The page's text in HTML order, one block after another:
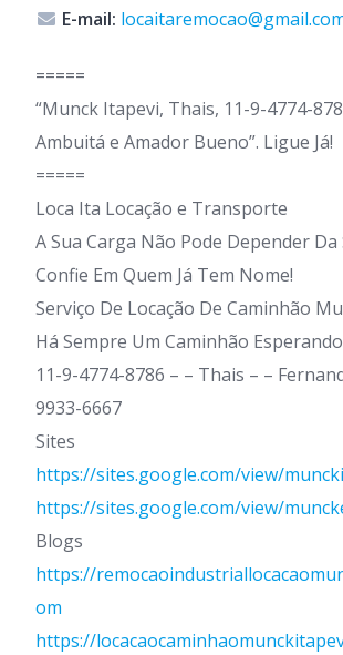
E-mail:
=====
“Munck Itapevi, Thais, 11-9-4774-
Ambuitá e Amador Bueno”. Ligue Já!
=====
Loca Ita Locação e Transporte
A Sua Carga Não Pode Depender Da
Confie Em Quem Já Tem Nome!
Serviço De Locação De Caminhão
Há Sempre Um Caminhão
11-9-4774-8786 – – Thais – –
9933-6667
Sites
https://sites.google.com/view/
https://sites.google.com/view/
Blogs
https://
om
https://